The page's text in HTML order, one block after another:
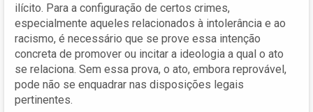
ilícito. Para a configuração de certos crimes,
especialmente aqueles relacionados à intolerância e ao
racismo, é necessário que se prove essa intenção
concreta de promover ou incitar a ideologia a qual o ato
se relaciona. Sem essa prova, o ato, embora reprovável,
pode não se enquadrar nas disposições legais
pertinentes.